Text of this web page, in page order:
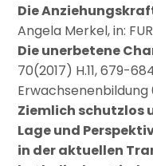
Die
Angela Merkel, in:
Die unerbetene
70(2017) H.11, 679-
Ziemlich schutzlos
Lage und
in der aktuellen